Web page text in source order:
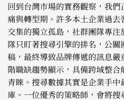
回到台灣市場的實務觀察，我
痛與轉型期。許多本土企業過
交集的獨立孤島，社群團隊專
隊只盯著搜尋引擎的排名，公
稿，最終導致品牌傳遞的訊息
階職缺趨勢顯示，具備跨域整
青睞。搜尋數據其實是企業手
庫。一位優秀的策略師，會將